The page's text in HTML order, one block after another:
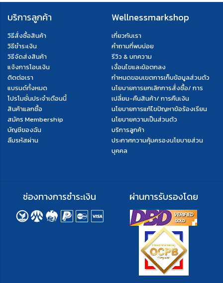
บริการลูกค้า
วิธีสั่งซื้อสินค้า
วิธีชำระเงิน
วิธีจัดส่งสินค้า
แจ้งการโอนเงิน
ติดต่อเรา
แบรนด์ทั้งหมด
โปรโมชั่นประจำเดือนนี้
สินค้าแลกซื้อ
สมัคร Membership
บัญชีของฉัน
ลืมรหัสผ่าน
Wellnessmarkshop
เกี่ยวกับเรา
คำถามที่พบบ่อย
รีวิว & บทความ
เงื่อนไขและข้อตกลง
กำหนดขอบเขตการเก็บข้อมูลส่วนตัว
นโยบายการยกเลิกการสั่งซื้อ/ การ
เปลี่ยน-คืนสินค้า/ การคืนเงิน
นโยบายการแก้ไขปัญหาข้อร้องเรียน
นโยบายความเป็นส่วนตัว
บริการลูกค้า
ประกาศความคุ้มครองนโยบายส่วน
บุคคล
ช่องทางการชำระเงิน ผ่านการรับรองโดย